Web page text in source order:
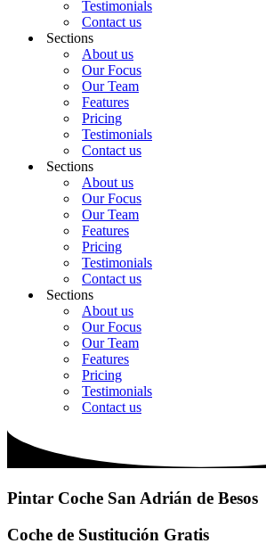
Testimonials
Contact us
Sections
About us
Our Focus
Our Team
Features
Pricing
Testimonials
Contact us
Sections
About us
Our Focus
Our Team
Features
Pricing
Testimonials
Contact us
Sections
About us
Our Focus
Our Team
Features
Pricing
Testimonials
Contact us
Pintar Coche San Adrián de Besos
Coche de Sustitución Gratis